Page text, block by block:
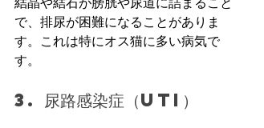
結晶や結石が膀胱や尿道に詰まること
で、排尿が困難になることがありま
す。これは特にオス猫に多い病気で
す。
3. 尿路感染症（UTI）